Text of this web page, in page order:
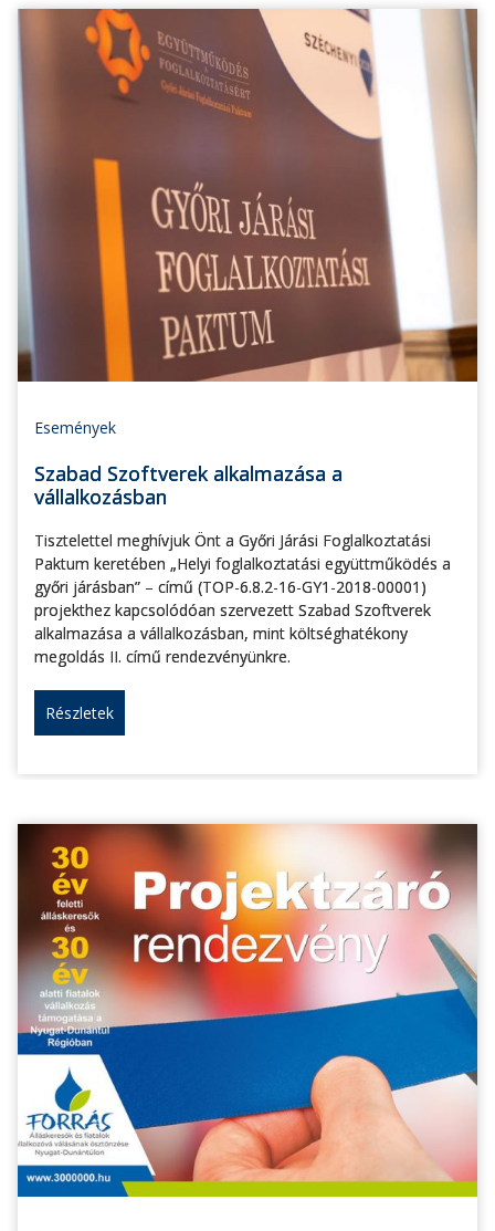
Események
Szabad Szoftverek alkalmazása a
vállalkozásban
Tisztelettel meghívjuk Önt a Győri Járási Foglalkoztatási
Paktum keretében „Helyi foglalkoztatási együttműködés a
győri járásban” – című (TOP-6.8.2-16-GY1-2018-00001)
projekthez kapcsolódóan szervezett Szabad Szoftverek
alkalmazása a vállalkozásban, mint költséghatékony
megoldás II. című rendezvényünkre.
Részletek